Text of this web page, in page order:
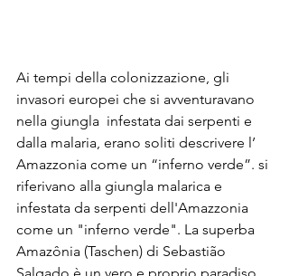
Ai tempi della colonizzazione, gli
invasori europei che si avventuravano
nella giungla  infestata dai serpenti e
dalla malaria, erano soliti descrivere l’
Amazzonia come un “inferno verde”. si
riferivano alla giungla malarica e
infestata da serpenti dell'Amazzonia
come un "inferno verde". La superba
Amazônia (Taschen) di Sebastião